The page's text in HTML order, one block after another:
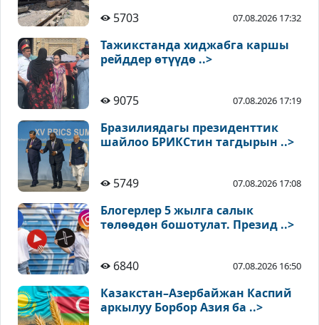
5703
07.08.2026 17:32
Тажикстанда хиджабга каршы
рейддер өтүүдө ..>
9075 07.08.2026 17:19
Бразилиядагы президенттик
шайлоо БРИКСтин тагдырын ..>
5749 07.08.2026 17:08
Блогерлер 5 жылга салык
төлөөдөн бошотулат. Презид ..>
6840 07.08.2026 16:50
Казакстан–Азербайжан Каспий
аркылуу Борбор Азия ба ..>